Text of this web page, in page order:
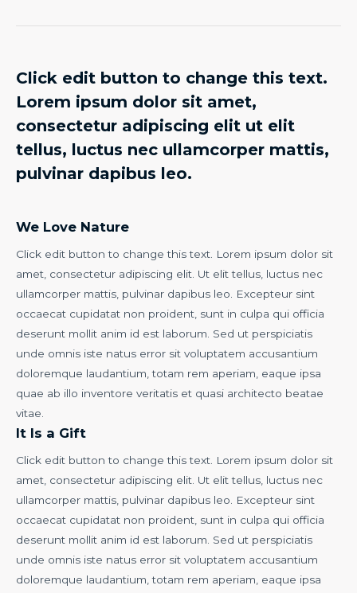
Click edit button to change this text.
Lorem ipsum dolor sit amet,
consectetur adipiscing elit ut elit
tellus, luctus nec ullamcorper mattis,
pulvinar dapibus leo.
We Love Nature
Click edit button to change this text. Lorem ipsum dolor sit
amet, consectetur adipiscing elit. Ut elit tellus, luctus nec
ullamcorper mattis, pulvinar dapibus leo. Excepteur sint
occaecat cupidatat non proident, sunt in culpa qui officia
deserunt mollit anim id est laborum. Sed ut perspiciatis
unde omnis iste natus error sit voluptatem accusantium
doloremque laudantium, totam rem aperiam, eaque ipsa
quae ab illo inventore veritatis et quasi architecto beatae
vitae.
It Is a Gift
Click edit button to change this text. Lorem ipsum dolor sit
amet, consectetur adipiscing elit. Ut elit tellus, luctus nec
ullamcorper mattis, pulvinar dapibus leo. Excepteur sint
occaecat cupidatat non proident, sunt in culpa qui officia
deserunt mollit anim id est laborum. Sed ut perspiciatis
unde omnis iste natus error sit voluptatem accusantium
doloremque laudantium, totam rem aperiam, eaque ipsa